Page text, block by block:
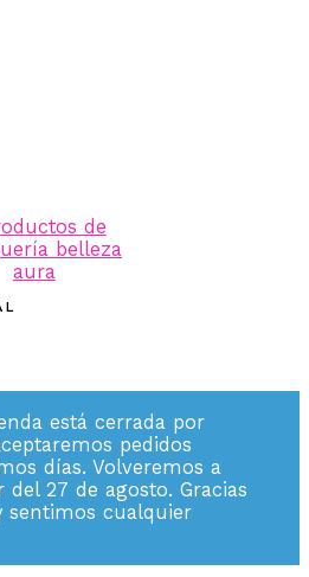
está cerrada por
pedidos
días. Volveremos a
27 de agosto. Gracias
sentimos cualquier